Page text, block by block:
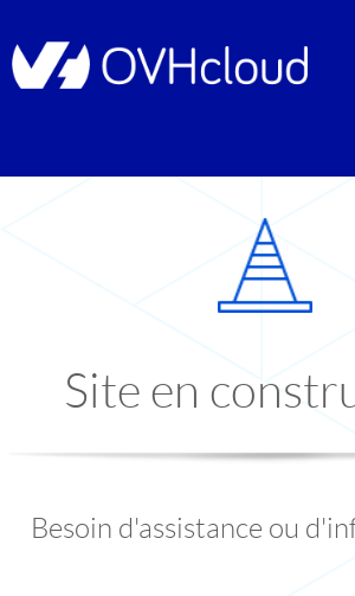
Site en
Besoin d'assistance ou